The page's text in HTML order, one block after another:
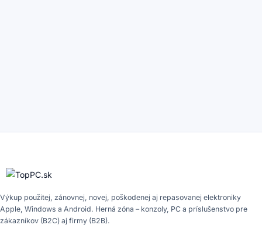
Výkup použitej, zánovnej, novej, poškodenej aj repasovanej elektroniky
Apple, Windows a Android. Herná zóna – konzoly, PC a príslušenstvo pre
zákazníkov (B2C) aj firmy (B2B).